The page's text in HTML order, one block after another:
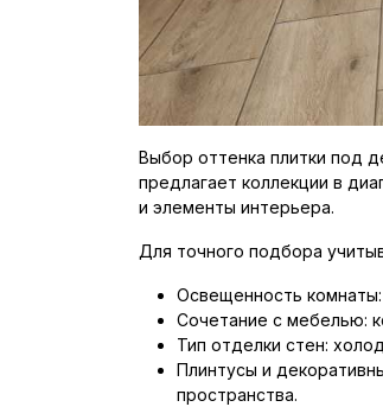
Выбор оттенка плитки под
предлагает коллекции в
и элементы интерьера.
Для точного подбора
Освещенность
Сочетание с мебелью:
Тип отделки стен:
Плинтусы и
пространства.